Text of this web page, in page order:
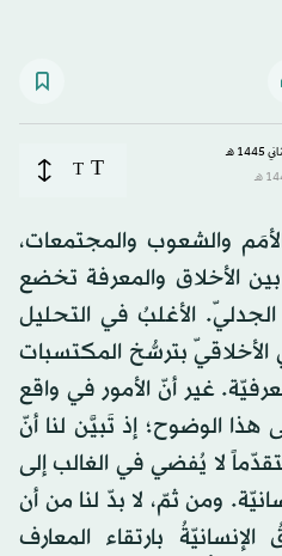
T
T
والشعوب والمجتمعات،
الأخلاق والمعرفة تخضع
الأغلبُ في التحليل
الأخلاقيّ بترسُّخ المكتسبات
غير أنّ الأمور في واقع
هذا الوضوح؛ إذ تَبيَّن لنا أنّ
لا يُفضي في الغالب إلى
ومن ثمّ، لا بدّ لنا من أن
بارتقاء المعارف